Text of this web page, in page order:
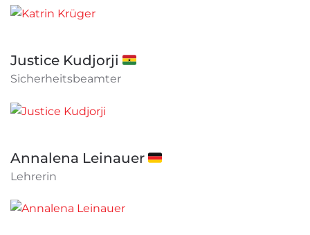
Justice Kudjorji 🇬🇭
Sicherheitsbeamter
Annalena Leinauer 🇩🇪
Lehrerin